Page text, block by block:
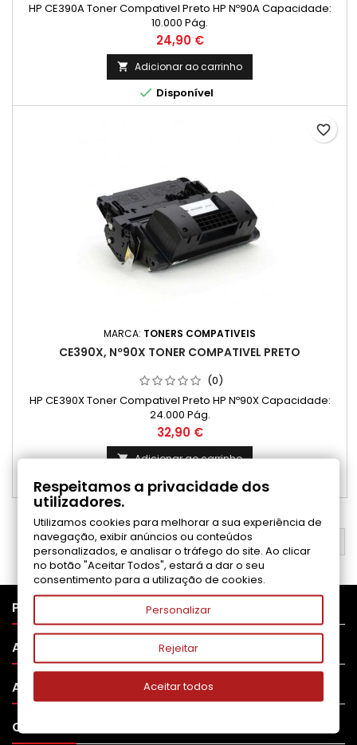
HP CE390A Toner Compativel Preto HP Nº90A Capacidade:
10.000 Pág.
Preço
24,90 €
 Adicionar ao carrinho
 Disponível
MARCA: TONERS COMPATIVEIS
CE390X, Nº90X TONER COMPATIVEL PRETO
(0)
HP CE390X Toner Compativel Preto HP Nº90X Capacidade:
24.000 Pág.
Preço
32,90 €
 Adicionar ao carrinho
Disponível
favorite_border
VOLTAR AO TOPO
PRODUTOS
APOIO AO CLIENTE
A SUA CONTA
CONTATO 
Respeitamos a privacidade dos
utilizadores.
Utilizamos cookies para melhorar a sua experiência de
navegação, exibir anúncios ou conteúdos
personalizados, e analisar o tráfego do site. Ao clicar
no botão "Aceitar Todos", estará a dar o seu
consentimento para a utilização de cookies.
Personalizar
Rejeitar
Aceitar todos